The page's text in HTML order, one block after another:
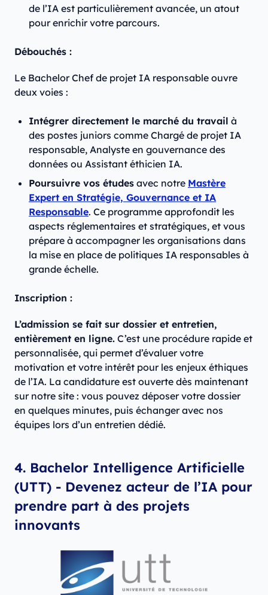
de l’IA est particulièrement avancée, un atout
pour enrichir votre parcours.
Débouchés :
Le Bachelor Chef de projet IA responsable ouvre
deux voies :
Intégrer directement le marché du travail à
des postes juniors comme Chargé de projet IA
responsable, Analyste en gouvernance des
données ou Assistant éthicien IA.
Poursuivre vos études avec notre Mastère
Expert en Stratégie, Gouvernance et IA
Responsable. Ce programme approfondit les
aspects réglementaires et stratégiques, et vous
prépare à accompagner les organisations dans
la mise en place de politiques IA responsables à
grande échelle.
Inscription :
L’admission se fait sur dossier et entretien,
entièrement en ligne. C’est une procédure rapide et
personnalisée, qui permet d’évaluer votre
motivation et votre intérêt pour les enjeux éthiques
de l’IA. La candidature est ouverte dès maintenant
sur notre site : vous pouvez déposer votre dossier
en quelques minutes, puis échanger avec nos
équipes lors d’un entretien dédié.
4. Bachelor Intelligence Artificielle
(UTT) - Devenez acteur de l’IA pour
prendre part à des projets
innovants